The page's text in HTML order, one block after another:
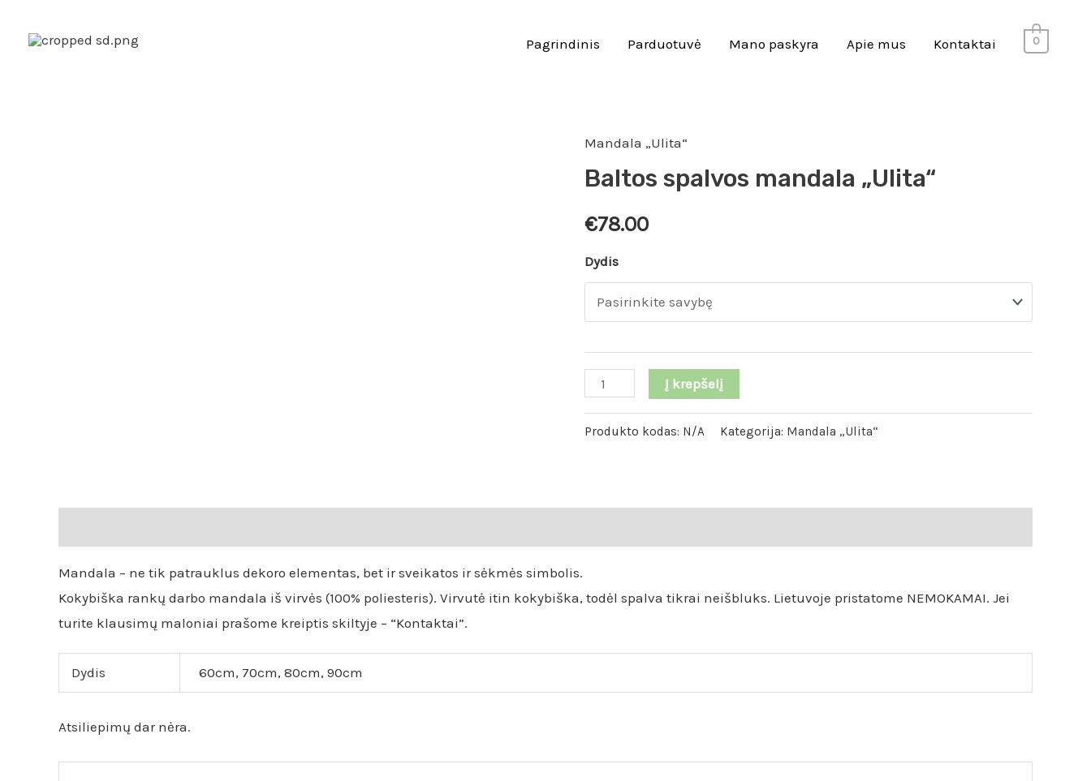
Pagrindinis Parduotuvė Mano paskyra Apie mus Kontaktai 0
Mandala „Ulita“
Baltos spalvos mandala „Ulita“
€78.00
Dydis
Į krepšelį
Produkto kodas: N/A Kategorija: Mandala „Ulita“
Mandala – ne tik patrauklus dekoro elementas, bet ir sveikatos ir sėkmės simbolis.
Kokybiška rankų darbo mandala iš virvės (100% poliesteris). Virvutė itin kokybiška, todėl spalva tikrai neišbluks. Lietuvoje pristatome NEMOKAMAI. Jei
turite klausimų maloniai prašome kreiptis skiltyje – “Kontaktai”.
Dydis 60cm, 70cm, 80cm, 90cm
Atsiliepimų dar nėra.